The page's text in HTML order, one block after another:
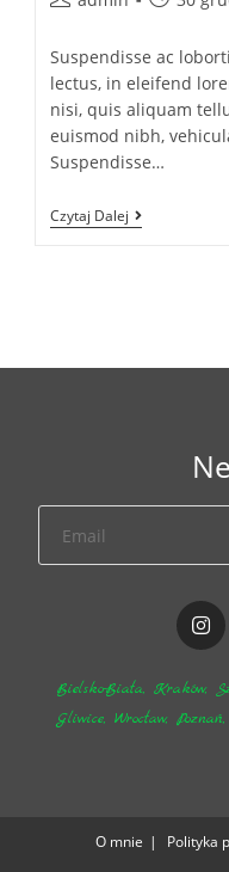
Suspendisse ac
lectus, in eleifend
nisi, quis aliquam
euismod nibh,
Suspendisse…
Czytaj Dalej
Bielsko-Biała, Kraków,
Gliwice, Wrocław,
O mnie Polityka